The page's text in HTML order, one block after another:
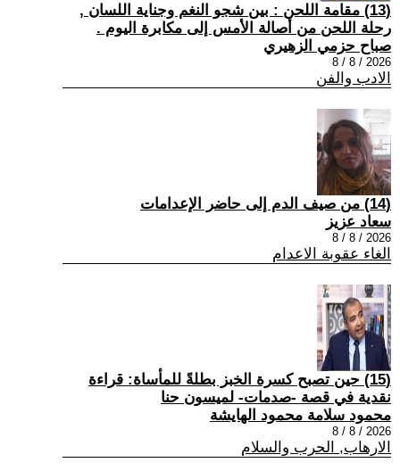
(13) مقامة اللحن : بين شجو النغم وجناية اللسان ,
رحلة اللحن من أصالة الأمس إلى مكابرة اليوم .
صباح حزمي الزهيري
2026 / 8 / 8
الادب والفن
(14) من صيف الدم إلى حاضر الإعدامات
سعاد عزيز
2026 / 8 / 8
الغاء عقوبة الاعدام
(15) حين تصبح كسرة الخبز بطلةً للمأساة: قراءة
نقدية في قصة -صدمات- لميسون حنا
محمود سلامة محمود الهايشة
2026 / 8 / 8
الارهاب, الحرب والسلام